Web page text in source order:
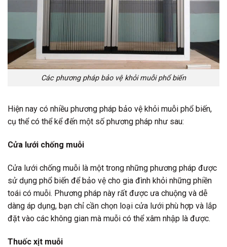
Các phương pháp bảo vệ khỏi muỗi phổ biến
Hiện nay có nhiều phương pháp bảo vệ khỏi muỗi phổ biến,
cụ thể có thể kể đến một số phương pháp như sau:
Cửa lưới chống muỗi
Cửa lưới chống muỗi là một trong những phương pháp được
sử dụng phổ biến để bảo vệ cho gia đình khỏi những phiền
toái có muỗi. Phương pháp này rất được ưa chuộng và dễ
dàng áp dụng, bạn chỉ cần chọn loại cửa lưới phù hợp và lắp
đặt vào các không gian mà muỗi có thể xâm nhập là được.
Thuốc xịt muỗi